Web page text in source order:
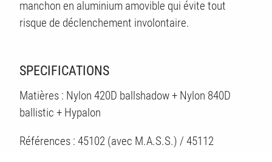
manchon en aluminium amovible qui évite tout
risque de déclenchement involontaire.
SPECIFICATIONS
Matières : Nylon 420D ballshadow + Nylon 840D
ballistic + Hypalon
Références : 45102 (avec M.A.S.S.) / 45112